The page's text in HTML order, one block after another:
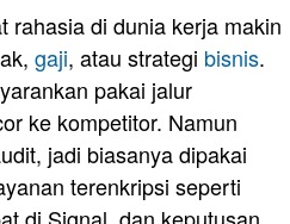
rahasia di dunia kerja makin
gaji, atau strategi bisnis.
pakai jalur
ke kompetitor. Namun
jadi biasanya dipakai
terenkripsi seperti